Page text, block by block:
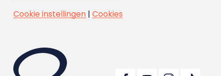
Cookie instellingen| Cookies